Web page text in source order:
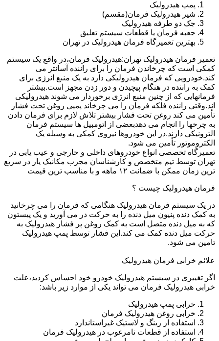
پمپ هیدرولیک
شیر هیدرولیک فرمان(مقسم)
جک دو طرفه هیدرولیک
جعبه فرمان یا قطعات سیستم تعلیق
بهترین تعمیرگاه فرمان هیدرولیک در تهران
تعمیر فرمان هیدرولیک تهران:هیدرولیک فرمان،در واقع یک سیستم
کمکی است که چرخاندن فرمان را برای راننده آسانتر می
کند.خودرویی که فرمان هیدرولیکی دارد به یک منبع انرژی برای
کمک به راننده در هنگام پیچیدن و دور زدن مجهز است.بیشتر
فرمانهایی که از چنین منبع انرژی برخوردار می شوند هیدرولیکی
اند.وقتی راننده فلکه فرمان را می چرخاند پمپی روغن تحت فشار
تأمین می کند روغن تحت فشار بیشتر تلاش لازم برای فرمان دادن
به چرخها را انجام می دهدبعضی از اتومبیل ها سیستم فرمان
الترونیکی دارند.در این خودروها نیروی کمکی به وسیله یک
الکتروموتور تأمین می شود.
تعمیرگاه تخصصی انواع خودروهای داخلی و خارجی و عیب یابی در
تهران توسط تیم متخصص و کارشناسان مجرب مکانیک یار در سریع
ترین زمان ممکن با ضمانت ۱۲ ماهه و با مناسب ترین قیمت
فرمان هیدرولیک چیست ؟
در یک سیستم فرمان هیدرولیک هنگامی که فرمان را می چرخانید
به کمک دنده پنیون میل دنده را به حرکت در می آورید و یک پیستون
که به میل دنده متصل است به کمک روغن پر فشار هیدرولیک به
حرکت میل دنده کمک می کند.این فشار توسط پمپ هیدرولیک
تامین می شود.
علائم خرابی فرمان هیدرولیک
اگر تغییری در سیستم هیدرولیک خودرو خود احساس کردید،علت
خرابی هیدرولیک فرمان می تواند یکی از موارد زیر باشد:
خرابی پمپ هیدرولیک
خرابی روغن هیدرولیک فرمان
استفاده از رینگ و لاستیک غیراستاندارد
استفاده از قطعات نامرغوب در هیدرولیک فرمان